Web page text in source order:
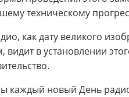
техническому
как дату великого
в установлении
каждый новый День